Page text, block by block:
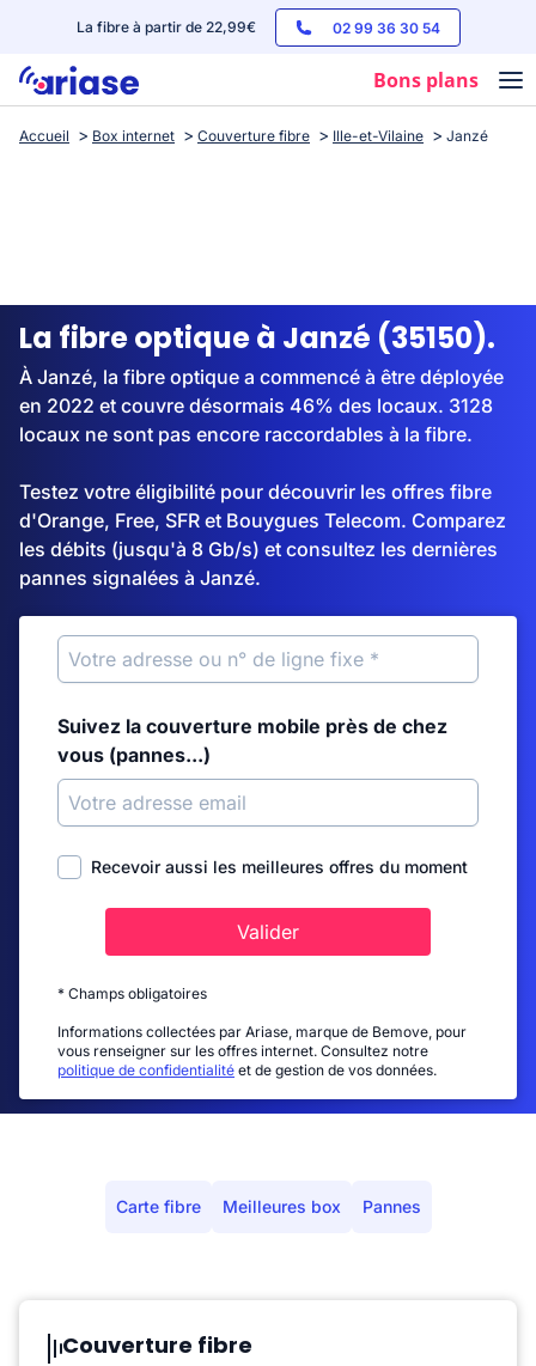
La fibre à partir de 22,99€ 02 99 36 30 54
Bons plans
Box internet
Streaming
Accueil Box internet Couverture fibre Ille-et-Vilaine Janzé
La fibre optique à Janzé (35150).
À Janzé, la fibre optique a commencé à être déployée
en 2022 et couvre désormais 46% des locaux. 3128
locaux ne sont pas encore raccordables à la fibre.
Testez votre éligibilité pour découvrir les offres fibre
d'Orange, Free, SFR et Bouygues Telecom. Comparez
les débits (jusqu'à 8 Gb/s) et consultez les dernières
pannes signalées à Janzé.
Suivez la couverture mobile près de chez
vous (pannes...)
Recevoir aussi les meilleures offres du moment
Valider
* Champs obligatoires
Informations collectées par Ariase, marque de Bemove, pour
vous renseigner sur les offres internet. Consultez notre
politique de confidentialité et de gestion de vos données.
Carte fibre Meilleures box Pannes
Couverture fibre